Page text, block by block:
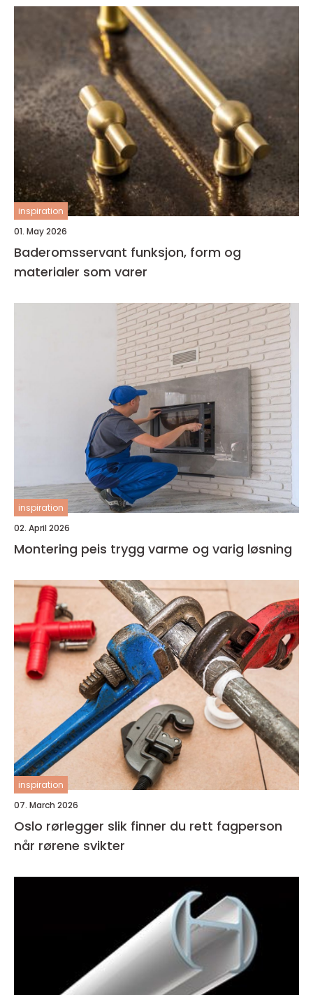
inspiration
01. May 2026
Baderomsservant funksjon, form og
materialer som varer
inspiration
02. April 2026
Montering peis trygg varme og varig løsning
inspiration
07. March 2026
Oslo rørlegger slik finner du rett fagperson
når rørene svikter